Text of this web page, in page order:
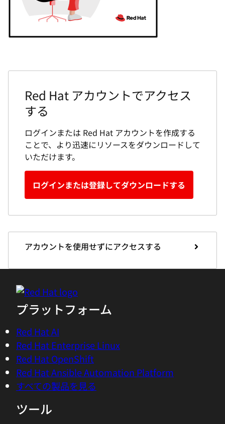
Red Hat アカウントでアクセス
する
ログインまたは Red Hat アカウントを作成する
ことで、より迅速にリソースをダウンロードして
いただけます。
ログインまたは登録してダウンロードする
アカウントを使用せずにアクセスする
プラットフォーム
Red Hat AI
Red Hat Enterprise Linux
Red Hat OpenShift
Red Hat Ansible Automation Platform
すべての製品を見る
ツール